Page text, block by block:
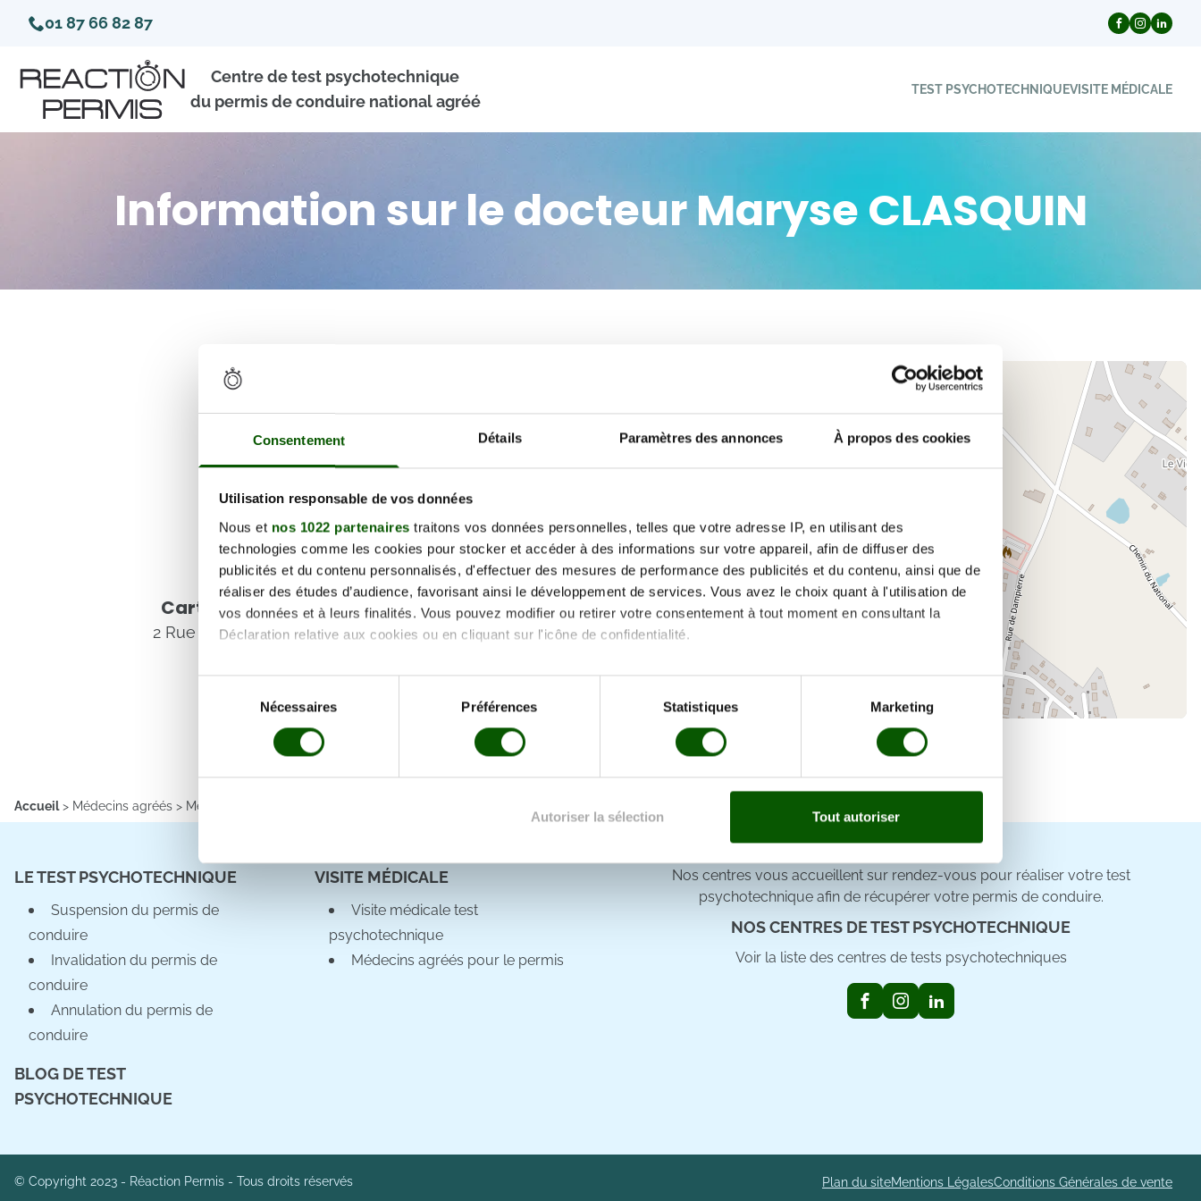
Consentement Détails Paramètres des annonces À propos des cookies
Utilisation responsable de vos données
Nous et nos 1022 partenaires traitons vos données personnelles, telles que votre adresse IP, en utilisant des
technologies comme les cookies pour stocker et accéder à des informations sur votre appareil, afin de diffuser des
publicités et du contenu personnalisés, d'effectuer des mesures de performance des publicités et du contenu, ainsi que de
réaliser des études d’audience, favorisant ainsi le développement de services. Vous avez le choix quant à l'utilisation de
vos données et à leurs finalités. Vous pouvez modifier ou retirer votre consentement à tout moment en consultant la
Déclaration relative aux cookies ou en cliquant sur l'icône de confidentialité.
Si vous le permettez, nous aimerions également :
Collecter des informations sur votre localisation géographique qui peuvent être précises à plusieurs mètres près
digitales).
. Vous pouvez modifier ou retirer votre consentement à tout moment à partir de la déclaration sur les cookies.
partenaires de médias sociaux, de publicité et d'analyse, qui peuvent combiner celles-ci avec d'autres informations que
vous leur avez fournies ou qu'ils ont collectées lors de votre utilisation de leurs services.
consentement
Nécessaires Préférences Statistiques Marketing
Autoriser la sélection Tout autoriser
01 87 66 82 87
Centre de test psychotechnique
du permis de conduire national agréé
TEST PSYCHOTECHNIQUEVISITE MÉDICALE
Information sur le docteur Maryse CLASQUIN
Voir les coordonnées
Carte et informations d'accès
2 Rue des Écoles, 18160 Chezal-Benoît
×
−
Accueil> Médecins agréés > Médecins agréés
LE TEST PSYCHOTECHNIQUE
Suspension du permis de
conduire
Invalidation du permis de
conduire
Annulation du permis de
conduire
BLOG DE TEST
PSYCHOTECHNIQUE
VISITE MÉDICALE
Visite médicale test
psychotechnique
Médecins agréés pour le permis
Nos centres vous accueillent sur rendez-vous pour réaliser votre test
psychotechnique afin de récupérer votre permis de conduire.
NOS CENTRES DE TEST PSYCHOTECHNIQUE
Voir la liste des centres de tests psychotechniques
© Copyright 2023 - Réaction Permis - Tous droits réservés Plan du siteMentions LégalesConditions Générales de vente